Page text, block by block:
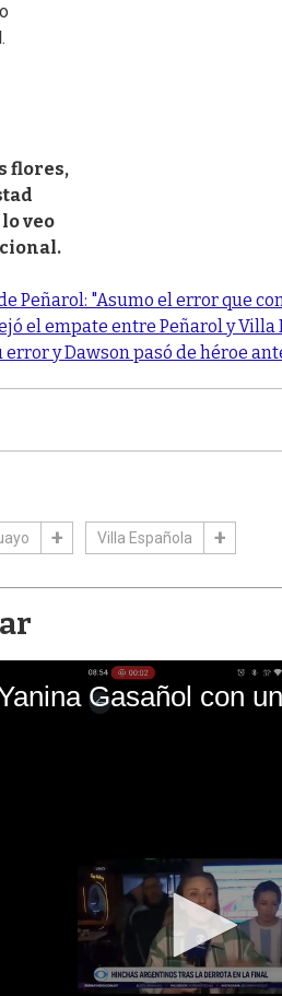
flores,
veo
Peñarol: "Asumo el error que
el empate entre Peñarol y Villa
error y Dawson pasó de héroe
Villa Española